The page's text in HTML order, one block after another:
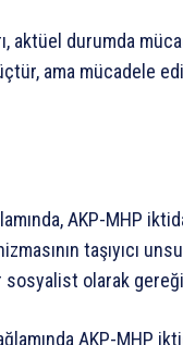
aktüel durumda
ama mücadele
AKP-MHP
taşıyıcı
sosyalist olarak
AKP-MHP